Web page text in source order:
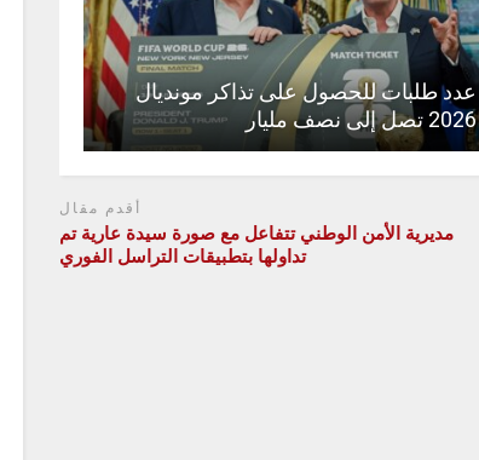
عدد طلبات للحصول على تذاكر مونديال
2026 تصل إلى نصف مليار
أقدم مقال
مديرية الأمن الوطني تتفاعل مع صورة سيدة عارية تم
تداولها بتطبيقات التراسل الفوري